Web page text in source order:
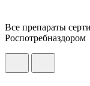
Все препараты
Роспотребназдором